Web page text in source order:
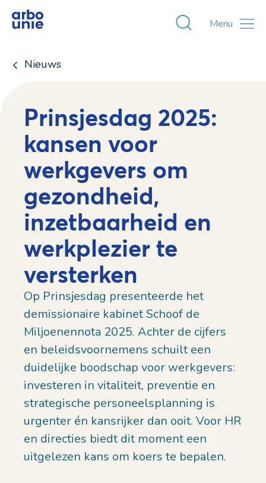
Toggle
Menu
Nieuws
Prinsjesdag 2025:
kansen voor
werkgevers om
gezondheid,
inzetbaarheid en
werkplezier te
versterken
Op Prinsjesdag presenteerde het
demissionaire kabinet Schoof de
Miljoenennota 2025. Achter de cijfers
en beleidsvoornemens schuilt een
duidelijke boodschap voor werkgevers:
investeren in vitaliteit, preventie en
strategische personeelsplanning is
urgenter én kansrijker dan ooit. Voor HR
en directies biedt dit moment een
uitgelezen kans om koers te bepalen.